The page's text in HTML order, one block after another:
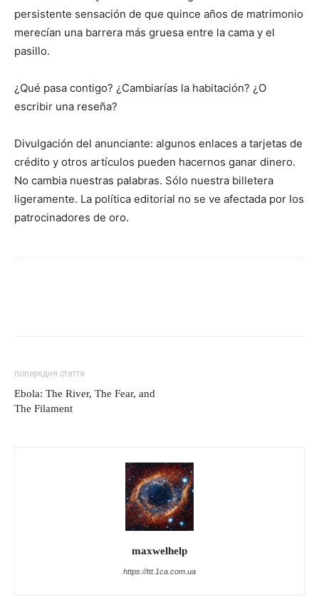
persistente sensación de que quince años de matrimonio
merecían una barrera más gruesa entre la cama y el
pasillo.
¿Qué pasa contigo? ¿Cambiarías la habitación? ¿O
escribir una reseña?
Divulgación del anunciante: algunos enlaces a tarjetas de
crédito y otros artículos pueden hacernos ganar dinero.
No cambia nuestras palabras. Sólo nuestra billetera
ligeramente. La política editorial no se ve afectada por los
patrocinadores de oro.
попередня стаття
Ebola: The River, The Fear, and
The Filament
maxwelhelp
https://ttt.1ca.com.ua